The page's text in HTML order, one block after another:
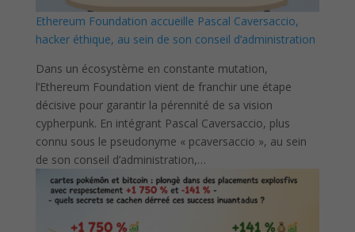
Ethereum Foundation accueille Pascal Caversaccio,
hacker éthique, au sein de son conseil d’administration
Dans un écosystème en constante mutation,
l’Ethereum Foundation vient de franchir une étape
décisive pour garantir la pérennité de sa vision
cypherpunk. En intégrant Pascal Caversaccio, plus
connu sous le pseudonyme « pcaversaccio », au sein
de son conseil d’administration,…